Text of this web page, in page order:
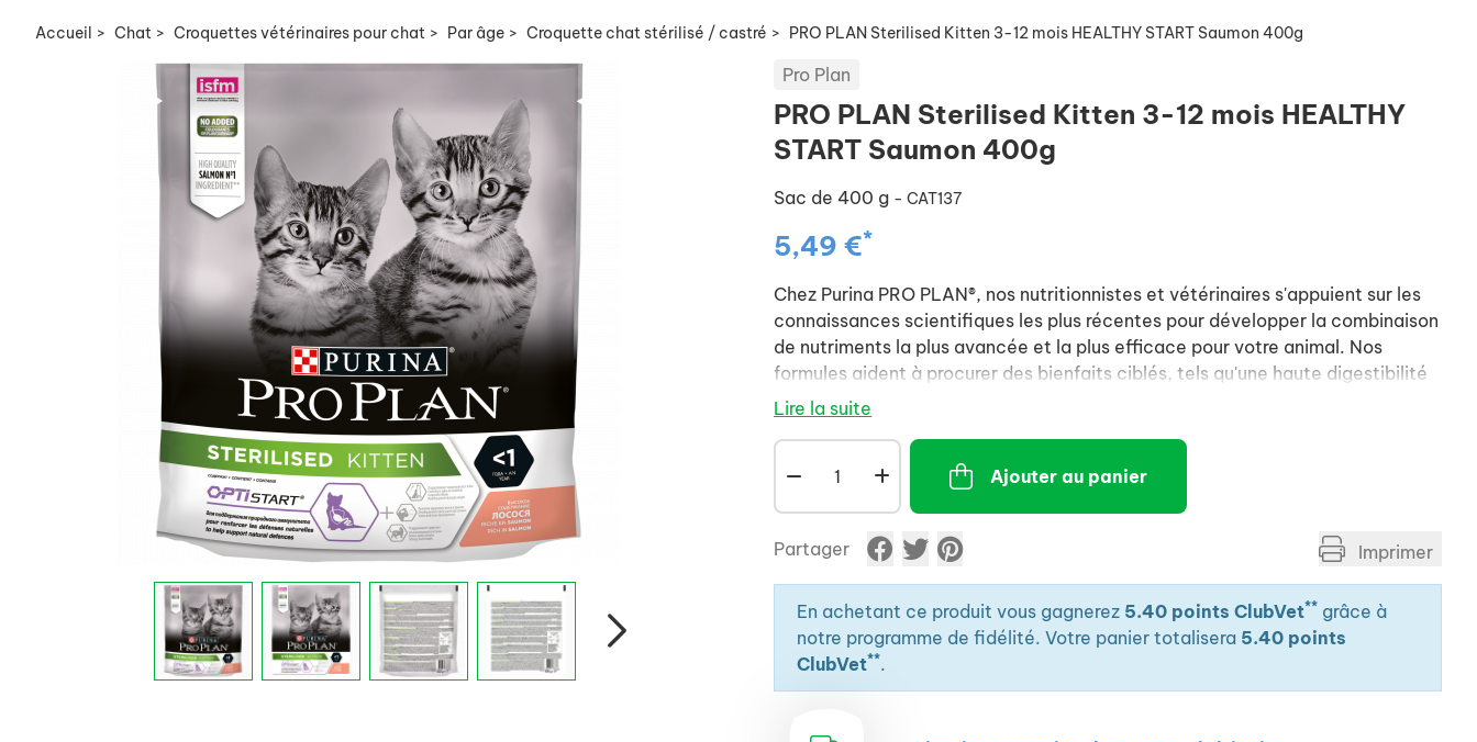
Accueil > Chat > Croquettes vétérinaires pour chat > Par âge > Croquette chat stérilisé / castré > PRO PLAN Sterilised Kitten 3-12 mois HEALTHY START Saumon 400g
Pro Plan
PRO PLAN Sterilised Kitten 3-12 mois HEALTHY
START Saumon 400g
Sac de 400 g - CAT137
5,49 €*
Chez Purina PRO PLAN®, nos nutritionnistes et vétérinaires s'appuient sur les
connaissances scientifiques les plus récentes pour développer la combinaison
de nutriments la plus avancée et la plus efficace pour votre animal. Nos
formules aident à procurer des bienfaits ciblés, tels qu'une haute digestibilité
et une absorption élevée des nutriments, afin de soutenir les défenses
Lire la suite
Ajouter au panier
Partager Imprimer
En achetant ce produit vous gagnerez 5.40 points ClubVet** grâce à
notre programme de fidélité. Votre panier totalisera 5.40 points
ClubVet**.